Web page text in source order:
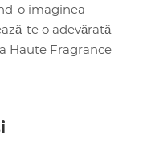
o imaginea
te o adevărată
Haute Fragrance